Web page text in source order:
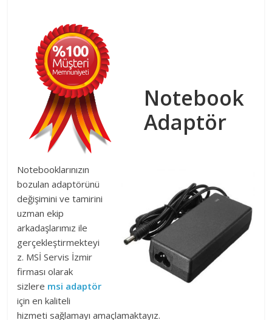
Notebook
Adaptör
Notebooklarınızın
bozulan adaptörünü
değişimini ve tamirini
uzman ekip
arkadaşlarımız ile
gerçekleştirmekteyi
z. MSİ Servis İzmir
firması olarak
sizlere msi adaptör
için en kaliteli
hizmeti sağlamayı amaçlamaktayız.